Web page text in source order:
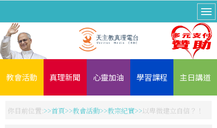
教會活動 真理新聞 心靈加油 學習課程 主日講道
你目前位置: 首頁 教會活動 教宗紀實 以卑微建立自信？！